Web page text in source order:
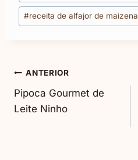
#receita de alfajor de maizena
Navegação
De
ANTERIOR
Pipoca Gourmet de
Leite Ninho